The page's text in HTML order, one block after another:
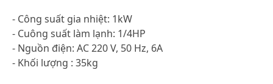
- Công suất gia nhiệt: 1kW
- Cuông suất làm lạnh: 1/4HP
- Nguồn điện: AC 220 V, 50 Hz, 6A
- Khối lượng : 35kg